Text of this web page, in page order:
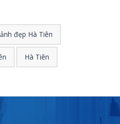
đẹp Hà Tiên
Hà Tiên